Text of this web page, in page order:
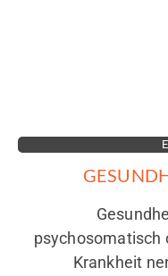
psychosomatisch
Krankheit